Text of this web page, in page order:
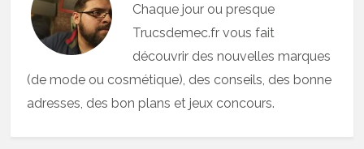
Chaque jour ou presque
Trucsdemec.fr vous fait
découvrir des nouvelles marques
(de mode ou cosmétique), des conseils, des bonne
adresses, des bon plans et jeux concours.